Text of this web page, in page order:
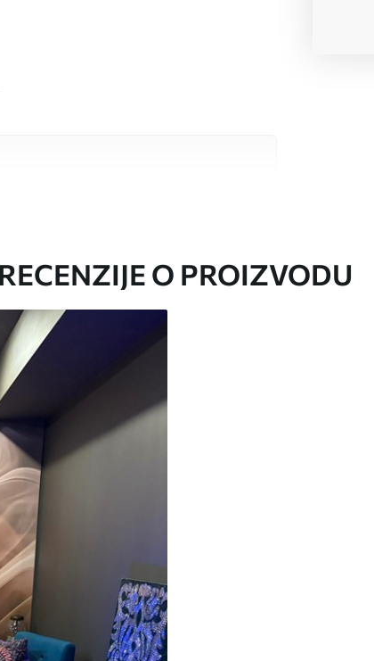
odredili, izrezana na identične trake
ljepilo za tapete.
spužvom. Lakirane tapete mogu se
RECENZIJE O PROIZVODU